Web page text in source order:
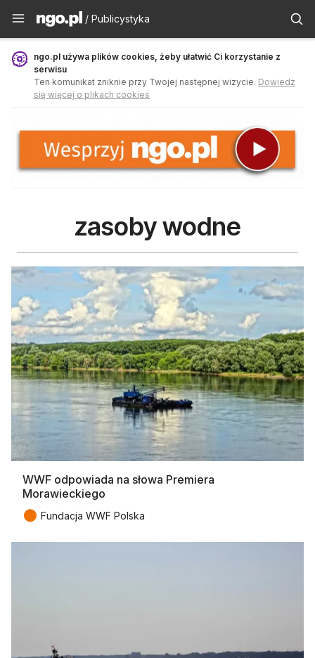
Publicystyka - ngo.pl
/ Publicystyka
ngo.pl używa plików cookies, żeby ułatwić Ci korzystanie z
serwisu
Ten komunikat zniknie przy Twojej następnej wizycie. Dowiedz
się więcej o plikach cookies
zasoby wodne
WWF odpowiada na słowa Premiera
Morawieckiego
● Fundacja WWF Polska